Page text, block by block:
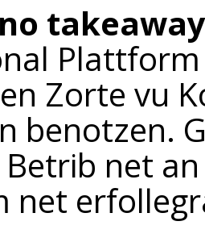
Zorte vu
benotzen.
net
net